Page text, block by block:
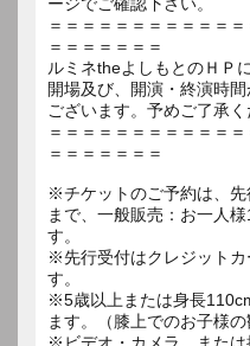
＝＝＝＝＝＝＝＝＝＝＝
＝＝＝＝＝＝＝
ルミネtheよしもとのＨＰ
開場及び、開演・終演時
ございます。予めご了承く
＝＝＝＝＝＝＝＝＝＝＝
＝＝＝＝＝＝＝
※チケットのご予約は、
まで、一般販売：お一人
す。
※先行受付はクレジットカ
す。
※5歳以上または身長
ます。（膝上でのお子様